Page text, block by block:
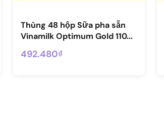
Thùng 48 hộp Sữa pha sẵn
Vinamilk Optimum Gold 110...
492.480₫